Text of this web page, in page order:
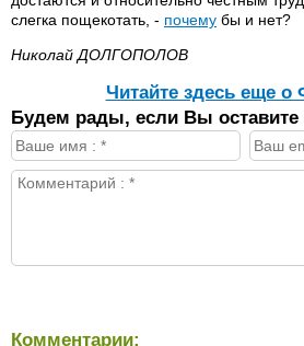
слегка пощекотать, - почему бы и нет?
Николай ДОЛГОПОЛОВ
Читайте здесь еще о
Будем рады, если Вы оставите
Комментарии: